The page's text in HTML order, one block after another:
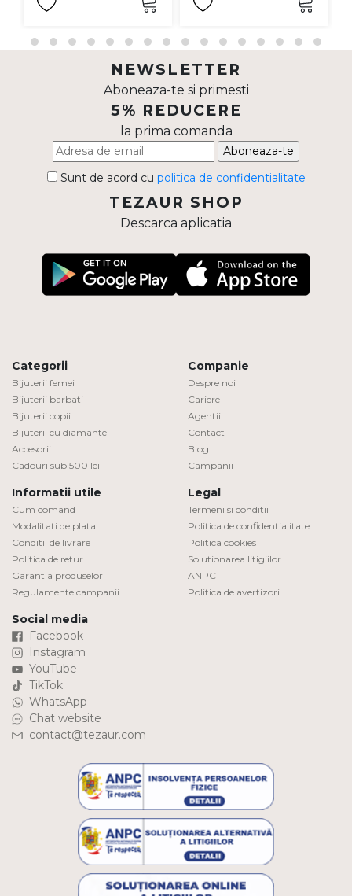
NEWSLETTER
Aboneaza-te si primesti
5% REDUCERE
la prima comanda
Aboneaza-te
Sunt de acord cu politica de confidentialitate
TEZAUR SHOP
Descarca aplicatia
Categorii
Bijuterii femei
Bijuterii barbati
Bijuterii copii
Bijuterii cu diamante
Accesorii
Cadouri sub 500 lei
Companie
Despre noi
Cariere
Agentii
Contact
Blog
Campanii
Informatii utile
Cum comand
Modalitati de plata
Conditii de livrare
Politica de retur
Garantia produselor
Regulamente campanii
Legal
Termeni si conditii
Politica de confidentialitate
Politica cookies
Solutionarea litigiilor
ANPC
Politica de avertizori
Social media
Facebook
Instagram
YouTube
TikTok
WhatsApp
Chat website
contact@tezaur.com